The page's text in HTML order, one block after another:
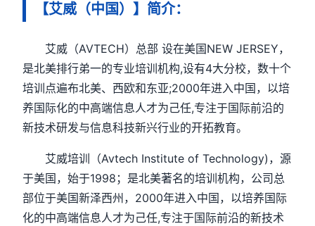
【艾威（中国）】简介：
艾威（AVTECH）总部 设在美国NEW JERSEY，
是北美排行弟一的专业培训机构,设有4大分校，数十个
培训点遍布北美、西欧和东亚;2000年进入中国，以培
养国际化的中高端信息人才为己任,专注于国际前沿的
新技术研发与信息科技新兴行业的开拓教育。
艾威培训（Avtech Institute of Technology)，源
于美国，始于1998；是北美著名的培训机构，公司总
部位于美国新泽西州，2000年进入中国，以培养国际
化的中高端信息人才为己任,专注于国际前沿的新技术